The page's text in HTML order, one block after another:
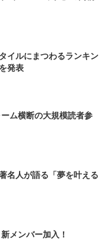
イルにまつわるランキン
発表
ム横断の大規模読者参
名人が語る「夢を叶える
メンバー加入！